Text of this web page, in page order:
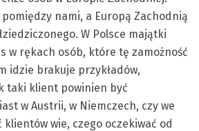
pomiędzy nami, a Europą Zachodnią
W Polsce majątki
w rękach osób, które tę zamożność
idzie brakuje przykładów,
taki klient powinien być
w Austrii, w Niemczech, czy we
klientów wie, czego oczekiwać od